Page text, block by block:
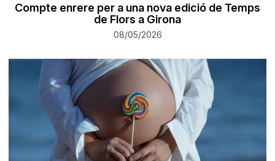
Compte enrere per a una nova edició de Temps
de Flors a Girona
08/05/2026